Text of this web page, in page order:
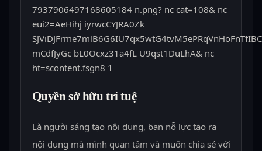
Quyền sở hữu trí tuệ
Là người sáng tạo nội dung, bạn nỗ lực tạo ra
nội dung mà mình quan tâm và muốn chia sẻ với